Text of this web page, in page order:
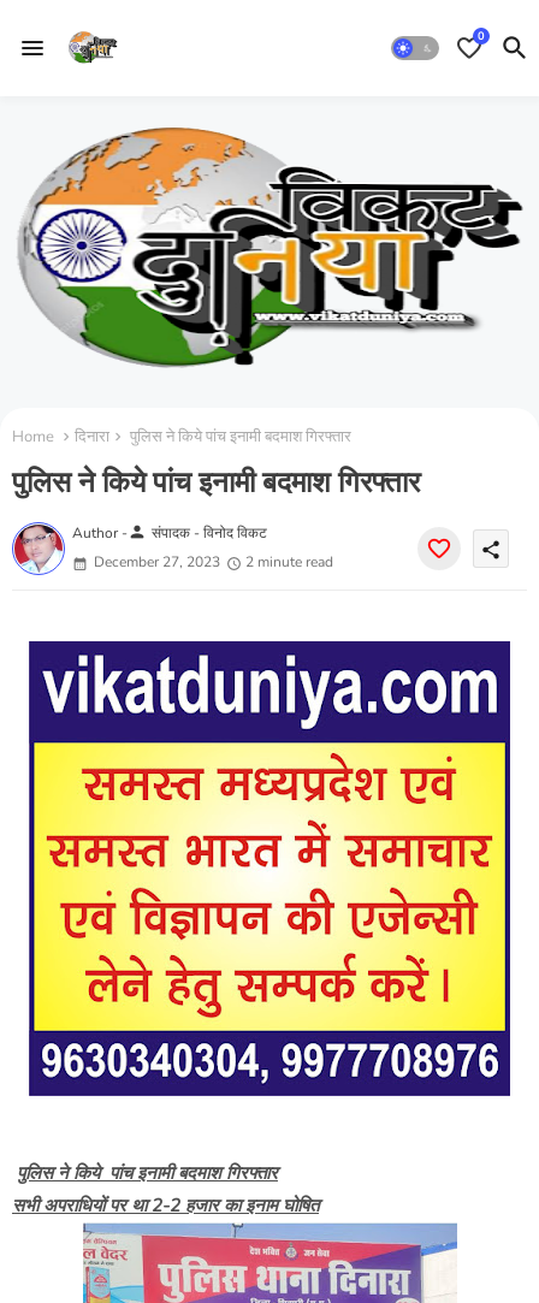
0
Home दिनारा पुलिस ने किये पांच इनामी बदमाश गिरफ्तार
पुलिस ने किये पांच इनामी बदमाश गिरफ्तार
Author -person संपादक - विनोद विकट
December 27, 2023
2 minute read
share
पुलिस ने किये पांच इनामी बदमाश गिरफ्तार
सभी अपराधियों पर था 2-2 हजार का इनाम घोषित